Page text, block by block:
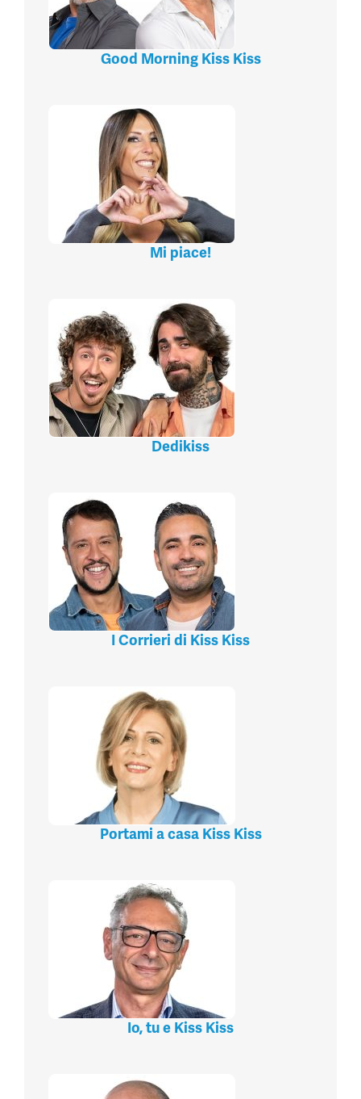
Good Morning Kiss Kiss
Mi piace!
Dedikiss
I Corrieri di Kiss Kiss
Portami a casa Kiss Kiss
Io, tu e Kiss Kiss